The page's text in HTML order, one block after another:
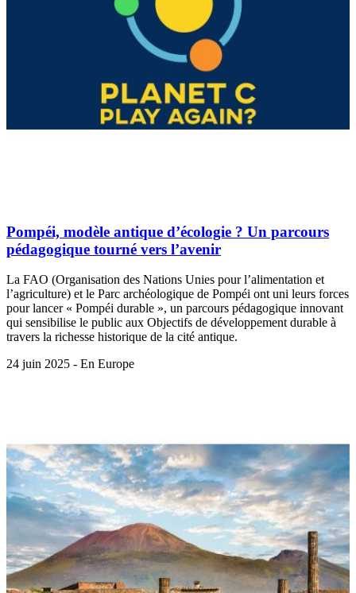
Pompéi, modèle antique d’écologie ? Un parcours
pédagogique tourné vers l’avenir
La FAO (Organisation des Nations Unies pour l’alimentation et
l’agriculture) et le Parc archéologique de Pompéi ont uni leurs forces
pour lancer « Pompéi durable », un parcours pédagogique innovant
qui sensibilise le public aux Objectifs de développement durable à
travers la richesse historique de la cité antique.
24 juin 2025 - En Europe